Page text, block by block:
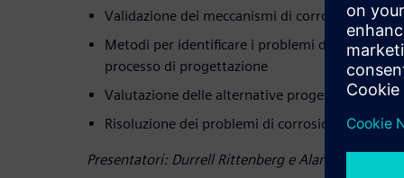
Validazione dei meccanismi di corrosione
Metodi per identificare i problemi di corrosione
processo di progettazione
Valutazione delle alternative progettuali
Risoluzione dei problemi di corrosione
Presentatori: Durrell Rittenberg e Alan Rose